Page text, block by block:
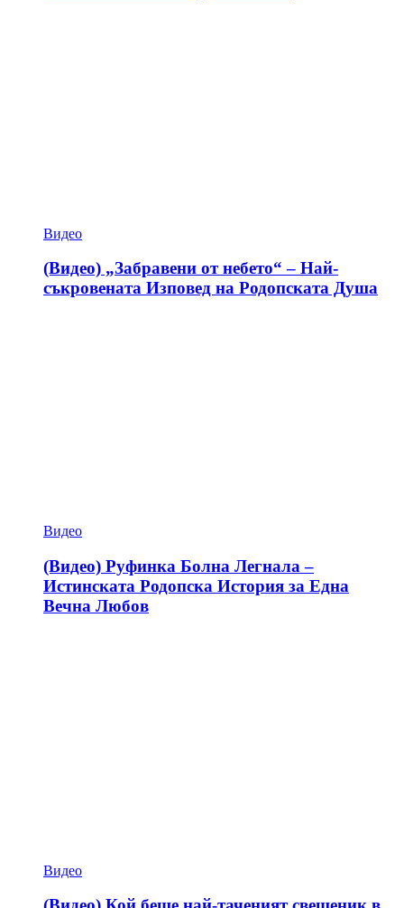
Видео
(Видео) „Забравени от небето“ – Най-
съкровената Изповед на Родопската Душа
Видео
(Видео) Руфинка Болна Легнала –
Истинската Родопска История за Една
Вечна Любов
Видео